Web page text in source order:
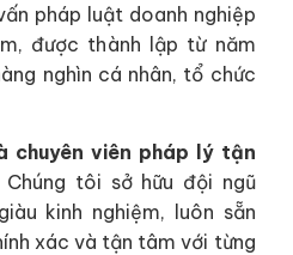
pháp luật doanh nghiệp
được thành lập từ năm
nghìn cá nhân, tổ chức
chuyên viên pháp lý tận
Chúng tôi sở hữu đội ngũ
kinh nghiệm, luôn sẵn
xác và tận tâm với từng